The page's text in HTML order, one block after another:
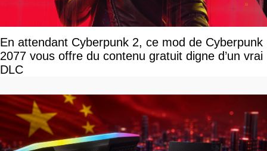
En attendant Cyberpunk 2, ce mod de Cyberpunk
2077 vous offre du contenu gratuit digne d’un vrai
DLC